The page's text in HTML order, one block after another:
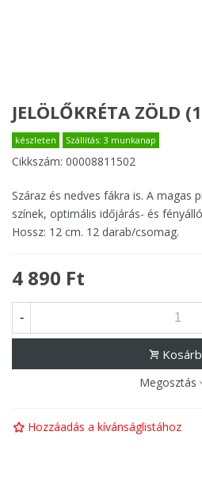
JELÖLŐKRÉTA ZÖLD
készleten Szállítás: 3 munkanap
Cikkszám: 00008811502
Száraz és nedves fákra is. A magas
színek, optimális időjárás- és
Hossz: 12 cm. 12 darab/csomag.
4 890 Ft
-
Megosztás
Hozzáadás a kívánságlistához